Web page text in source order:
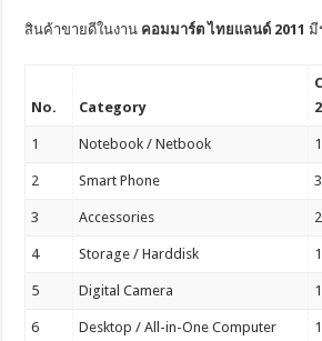
สินค้าขายดีในงาน คอมมาร์ต ไทยแลนด์ 2011 มี
No. Category
1 Notebook / Netbook
2 Smart Phone
3 Accessories
4 Storage / Harddisk
5 Digital Camera
6 Desktop / All-in-One Computer